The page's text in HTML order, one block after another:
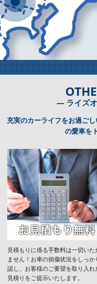
― ライズ
充実のカーライフをお過ご
の愛車を
見積もりに係る手数料は一切いた
ません！お車の損傷状況をしっか
認し、お客様のご要望を取り入れ
見積りをご提示いたします。